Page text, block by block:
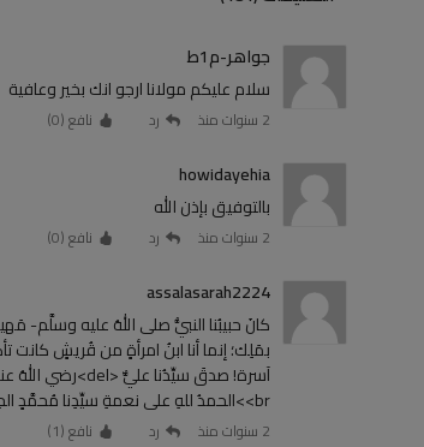
جواهر-م1ط
سلام عليكم مولانا ارجو انك بخير وعافية
2 سنوات منذ رد نافع (0
)
howidayehia
بالتوفيق بإذن الله
2 سنوات منذ رد نافع (0
)
assalasarah2224
<br>الحمدُ للهِ على نعمةِ سيِّدِنا مُحمَّدٍ الجميلِ ونعمةِ تبليغِه سلامَنا وصلاتَنا عليه.
2 سنوات منذ رد نافع (1
)